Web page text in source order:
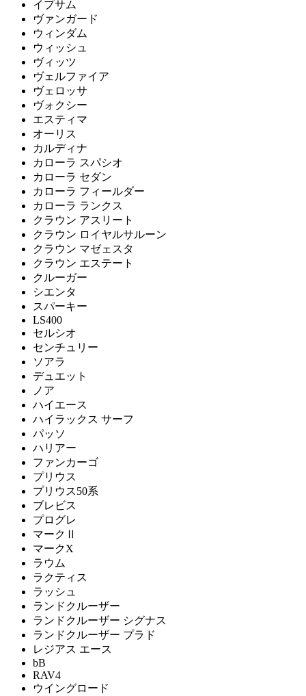
イプサム
ヴァンガード
ウィンダム
ウィッシュ
ヴィッツ
ヴェルファイア
ヴェロッサ
ヴォクシー
エスティマ
オーリス
カルディナ
カローラ スパシオ
カローラ セダン
カローラ フィールダー
カローラ ランクス
クラウン アスリート
クラウン ロイヤルサルーン
クラウン マゼェスタ
クラウン エステート
クルーガー
シエンタ
スパーキー
LS400
セルシオ
センチュリー
ソアラ
デュエット
ノア
ハイエース
ハイラックス サーフ
パッソ
ハリアー
ファンカーゴ
プリウス
プリウス50系
ブレビス
プログレ
マークⅡ
マークX
ラウム
ラクティス
ラッシュ
ランドクルーザー
ランドクルーザー シグナス
ランドクルーザー プラド
レジアス エース
bB
RAV4
ウイングロード